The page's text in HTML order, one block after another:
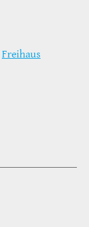
Freihaus